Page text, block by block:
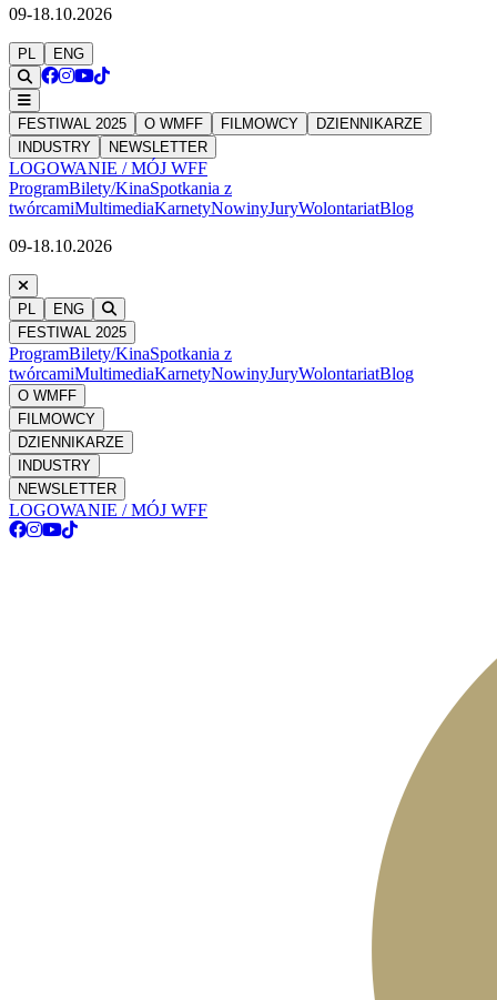
09-18.10.2026
PL ENG
FESTIWAL 2025 O WMFF FILMOWCY
DZIENNIKARZE
INDUSTRY
NEWSLETTER
LOGOWANIE / MÓJ WFF
ProgramBilety/KinaSpotkania z
twórcamiMultimediaKarnetyNowinyJuryWolontariatBlog
09-18.10.2026
PL
ENG
FESTIWAL 2025
ProgramBilety/KinaSpotkania z
twórcamiMultimediaKarnetyNowinyJuryWolontariatBlog
O WMFF
FILMOWCY
DZIENNIKARZE
INDUSTRY
NEWSLETTER
LOGOWANIE / MÓJ WFF